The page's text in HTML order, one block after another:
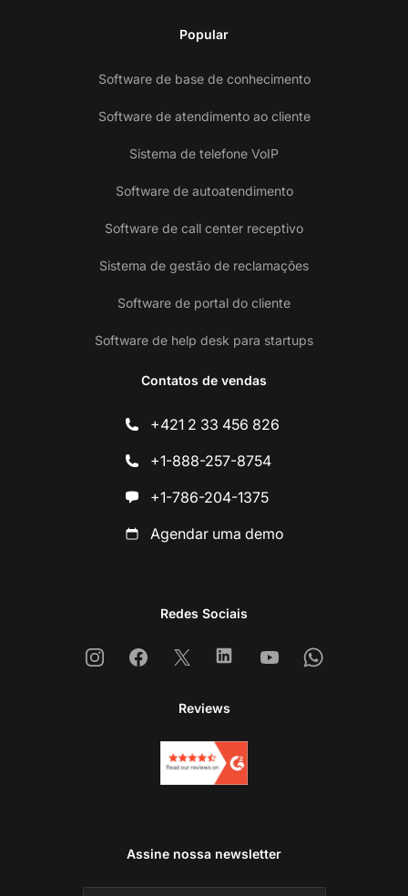
Popular
Software de base de conhecimento
Software de atendimento ao cliente
Sistema de telefone VoIP
Software de autoatendimento
Software de call center receptivo
Sistema de gestão de reclamações
Software de portal do cliente
Software de help desk para startups
Contatos de vendas
+421 2 33 456 826
+1-888-257-8754
+1-786-204-1375
Agendar uma demo
Redes Sociais
InstagramFacebook
X LinkedinYoutubeWhatsapp
Reviews
Assine nossa newsletter